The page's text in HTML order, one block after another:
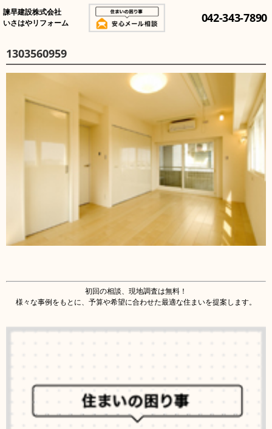
諫早建設株式会社
いさはやリフォーム
042-343-7890
1303560959
初回の相談、現地調査は無料！
様々な事例をもとに、予算や希望に合わせた最適な住まいを提案します。